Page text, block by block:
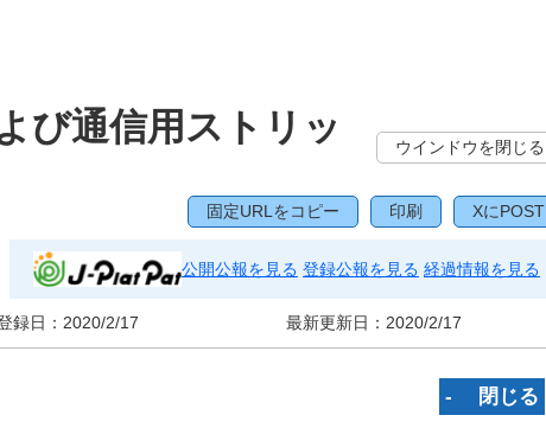
び通信用ストリッ
ウインドウを閉じる
固定URLをコピー 印刷 XにPOST
公開公報を見る 登録公報を見る 経過情報を見る
録日： 2020/2/17 最新更新日： 2020/2/17
‐ 閉じる